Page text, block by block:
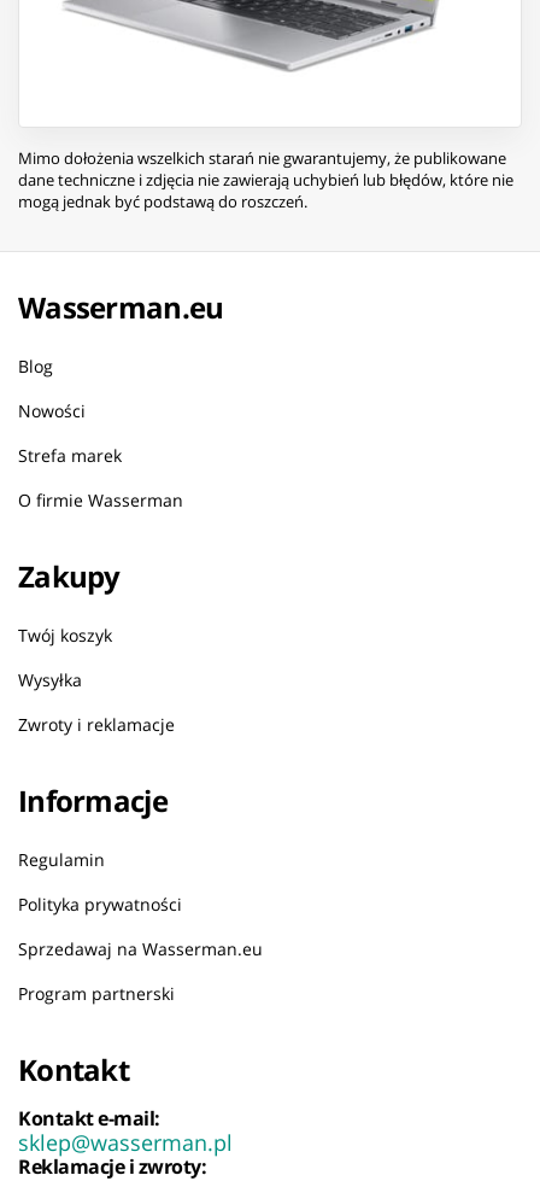
Mimo dołożenia wszelkich starań nie gwarantujemy, że publikowane
dane techniczne i zdjęcia nie zawierają uchybień lub błędów, które nie
mogą jednak być podstawą do roszczeń.
Wasserman.eu
Blog
Nowości
Strefa marek
O firmie Wasserman
Zakupy
Twój koszyk
Wysyłka
Zwroty i reklamacje
Informacje
Regulamin
Polityka prywatności
Sprzedawaj na Wasserman.eu
Program partnerski
Kontakt
Kontakt e-mail:
sklep@wasserman.pl
Reklamacje i zwroty: